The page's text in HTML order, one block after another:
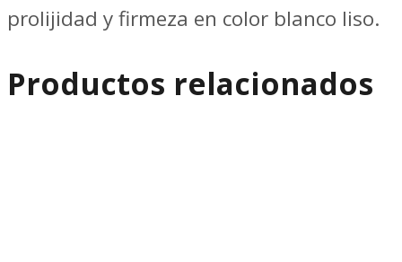
prolijidad y firmeza en color blanco liso.
Productos relacionados